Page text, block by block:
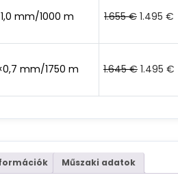
mm/1000 m 1.655€ Det
priset
1.655 €.
1.495 €
mm/1750 m 1.645€ Det
priset
1.495 €
Műszaki adatok